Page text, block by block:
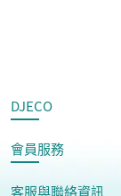
DJECO
會員服務
客服與聯絡資訊